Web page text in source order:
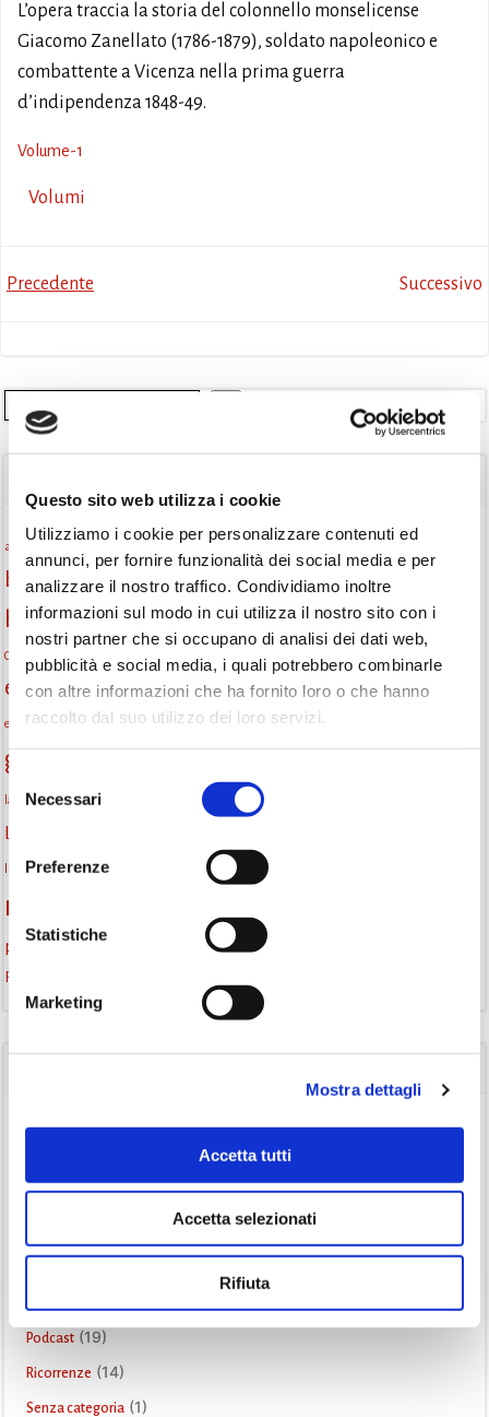
Questo sito web utilizza i cookie
Utilizziamo i cookie per personalizzare contenuti ed
annunci, per fornire funzionalità dei social media e per
analizzare il nostro traffico. Condividiamo inoltre
informazioni sul modo in cui utilizza il nostro sito con i
nostri partner che si occupano di analisi dei dati web,
pubblicità e social media, i quali potrebbero combinarle
con altre informazioni che ha fornito loro o che hanno
raccolto dal suo utilizzo dei loro servizi.
Selezione
delNecessari
Preferenze
Statistiche
Marketing
Mostra dettagli
Accetta tutti
Accetta selezionati
Rifiuta
L’opera traccia la storia del colonnello monselicense
Giacomo Zanellato (1786-1879), soldato napoleonico e
combattente a Vicenza nella prima guerra
d’indipendenza 1848-49.
Volume-1
Volumi
Post
Precedente Successivo
attività per bambini Attività per ragazzi Autore
biblioteca biblioteca comunale biblioteca di Monselice
biblioteca Monselice Biblioteca San Biagio
Centro per il libro e la lettura cittàchelegge cultura eventi biblioteca
eventi culturali eventi culturali Monselice eventi in biblioteca
eventi Monselice eventi per famiglie famiglie Fiaccole della lettura
gruppo di lettura
laboratori creativi laboratorio la strada di mattoni gialli
Lettori itineranti
lettura silenziosa libri libri come semi
monselice
podcast letterario
podcast libri promozione della lettura
Recensione
Avvisi(84)
Eventi (175)
Laboratorio
Podcast (19)
Ricorrenze (14)
Senza categoria (1)